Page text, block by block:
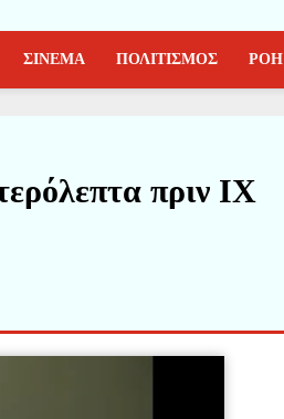
ΣΙΝΕΜΑ ΠΟΛΙΤΙΣΜΟΣ ΡΟΗ
πριν ΙΧ